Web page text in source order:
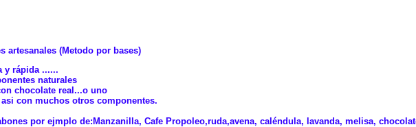
artesanales (Metodo por bases)
y rápida ......
naturales
chocolate real...o uno
con muchos otros componentes.
por ejmplo de:Manzanilla, Cafe Propoleo,ruda,avena, caléndula, lavanda, melisa,